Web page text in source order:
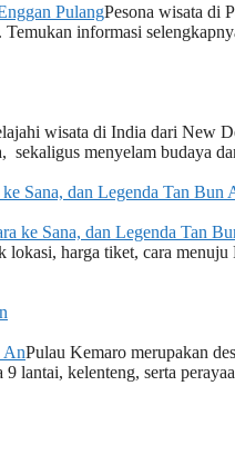
Pesona wisata di
informasi
wisata di India dari New
menyelam budaya
Sana, dan Legenda Tan Bun
harga tiket, cara
Pulau Kemaro merupakan
lantai, kelenteng, serta